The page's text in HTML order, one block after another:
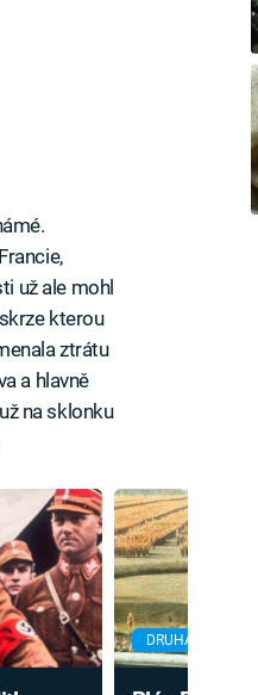
už ale mohl
kterou
ztrátu
a hlavně
na sklonku
DRUHÁ